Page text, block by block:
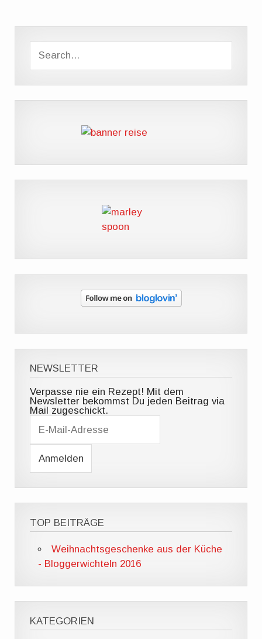
NEWSLETTER
Verpasse nie ein Rezept! Mit dem
Newsletter bekommst Du jeden Beitrag via
Mail zugeschickt.
a
A
r
s
s
TOP BEITRÄGE
Weihnachtsgeschenke aus der Küche
- Bloggerwichteln 2016
KATEGORIEN